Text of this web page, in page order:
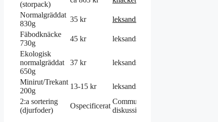
(storpack)
Normalgräddat
830g
35 kr leksands.se
Fäbodknäcke
730g
45 kr leksands.se
Ekologisk
normalgräddat
650g
37 kr leksands.se
Minirut/Trekant
200g
13-15 kr leksands.se
2:a sortering
(djurfoder)
Ospecificerat
Community-
diskussioner